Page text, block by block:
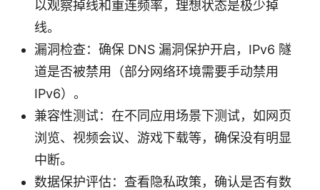
以观察掉线和重连频率，理想状态是极少掉
线。
漏洞检查：确保 DNS 漏洞保护开启，IPv6 隧
道是否被禁用（部分网络环境需要手动禁用
IPv6）。
兼容性测试：在不同应用场景下测试，如网页
浏览、视频会议、游戏下载等，确保没有明显
中断。
数据保护评估：查看隐私政策，确认是否有数